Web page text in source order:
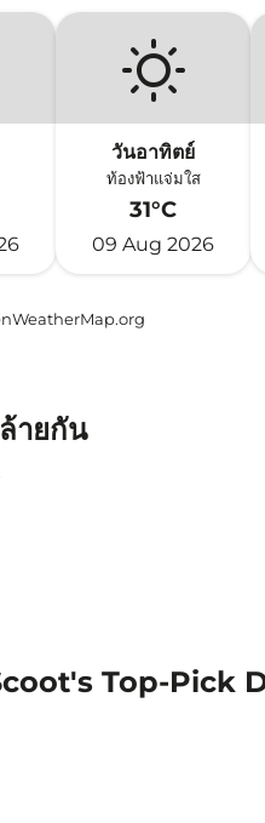
วันอาทิตย์
ท้องฟ้าแจ่มใส
31°C
09 Aug 2026
ายกัน
Top-Pick